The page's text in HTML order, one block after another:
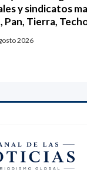
y sindicatos
Pan, Tierra,
2026